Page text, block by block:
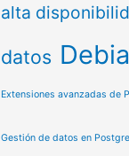
alta
datos
Extensiones avanzadas de
Gestión de datos en